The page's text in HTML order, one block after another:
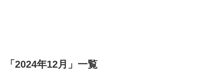
「 2024年12月 」 一覧